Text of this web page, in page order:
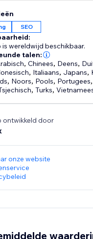
SEO
is wereldwijd beschikbaar.
talen:
,Chinees, Deens,
, Italiaans, Japans,
, Noors, Pools, Portugees,
,Turks,
ontwikkeld door
onze website